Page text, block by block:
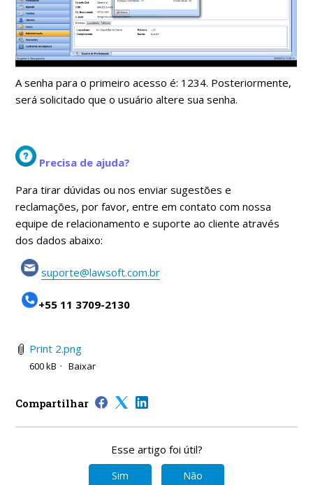
A senha para o primeiro acesso é: 1234. Posteriormente,
será solicitado que o usuário altere sua senha.
Precisa de ajuda?
Para tirar dúvidas ou nos enviar sugestões e
reclamações, por favor, entre em contato com nossa
equipe de relacionamento e suporte ao cliente através
dos dados abaixo:
suporte@lawsoft.com.br
+55 11 3709-2130
Print 2.png
600 kB Baixar
Compartilhar
Esse artigo foi útil?
Sim Não